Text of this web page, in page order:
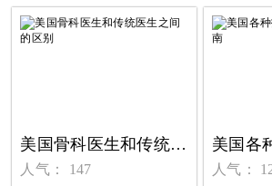
美国骨科医生和传统医生之间的区别
人气： 147 人气：